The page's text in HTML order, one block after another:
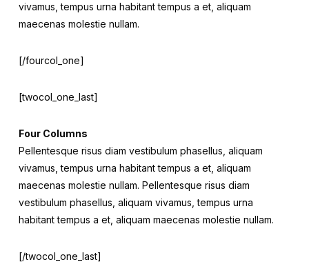
vivamus, tempus urna habitant tempus a et, aliquam
maecenas molestie nullam.
[/fourcol_one]
[twocol_one_last]
Four Columns
Pellentesque risus diam vestibulum phasellus, aliquam
vivamus, tempus urna habitant tempus a et, aliquam
maecenas molestie nullam. Pellentesque risus diam
vestibulum phasellus, aliquam vivamus, tempus urna
habitant tempus a et, aliquam maecenas molestie nullam.
[/twocol_one_last]